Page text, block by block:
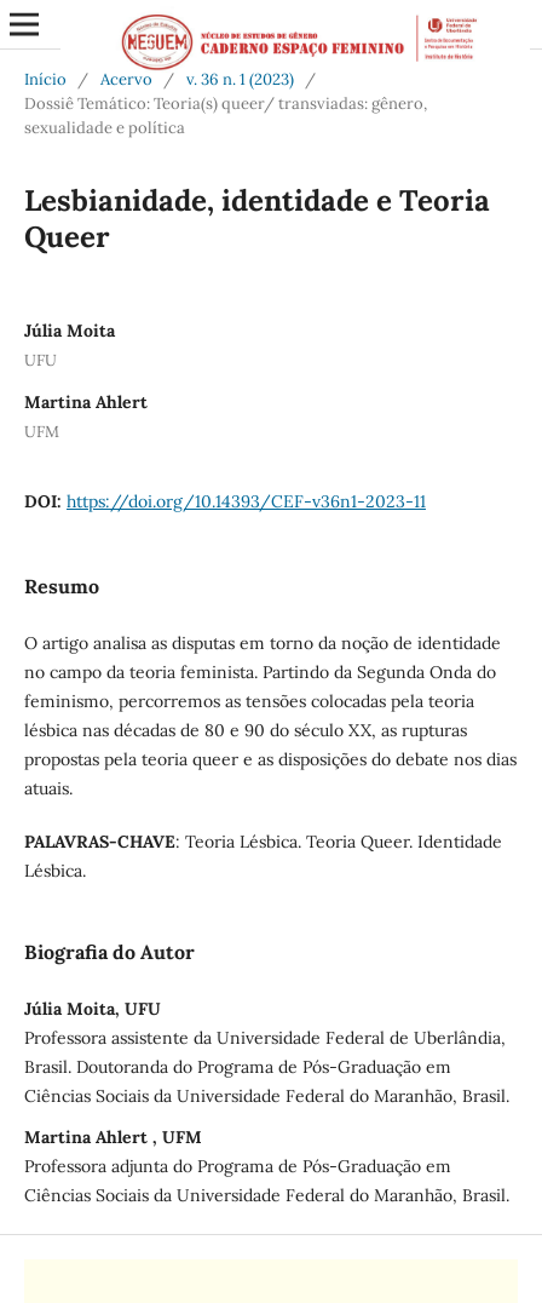
Início / Acervo / v. 36 n. 1 (2023)
/
Dossiê Temático: Teoria(s) queer/ transviadas: gênero,
sexualidade e política
Lesbianidade, identidade e Teoria
Queer
Júlia Moita
UFU
Martina Ahlert
UFM
DOI: https://doi.org/10.14393/CEF-v36n1-2023-11
Resumo
O artigo analisa as disputas em torno da noção de identidade
no campo da teoria feminista. Partindo da Segunda Onda do
feminismo, percorremos as tensões colocadas pela teoria
lésbica nas décadas de 80 e 90 do século XX, as rupturas
propostas pela teoria queer e as disposições do debate nos dias
atuais.
PALAVRAS-CHAVE: Teoria Lésbica. Teoria Queer. Identidade
Lésbica.
Biografia do Autor
Júlia Moita, UFU
Professora assistente da Universidade Federal de Uberlândia,
Brasil. Doutoranda do Programa de Pós-Graduação em
Ciências Sociais da Universidade Federal do Maranhão, Brasil.
Martina Ahlert , UFM
Professora adjunta do Programa de Pós-Graduação em
Ciências Sociais da Universidade Federal do Maranhão, Brasil.